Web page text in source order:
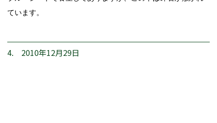
ています。
4. 2010年12月29日